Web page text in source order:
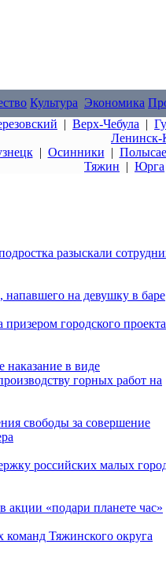
Культура Экономика
| Верх-Чебула |
Ленинск-
| Осинники |
Тяжин | Юрга
разыскали
на девушку в баре
городского проекта
наказание в виде
горных работ на
свободы за совершение
российских малых
«подари планете час»
Тяжинского округа